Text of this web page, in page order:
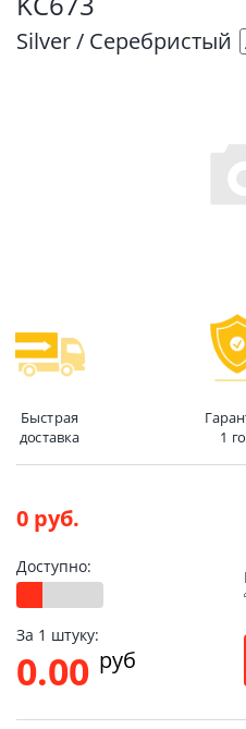
Silver / Серебристый
Быстрая
доставка
1
0 руб.
Доступно:
За 1 штуку:
0.00 pуб